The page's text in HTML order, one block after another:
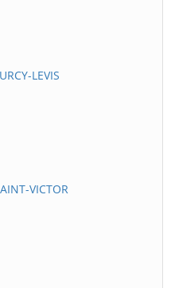
LEVIS
VICTOR